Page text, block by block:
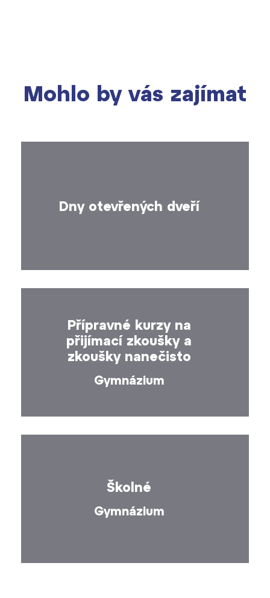
Mohlo by vás zajímat
Dny otevřených dveří
Přípravné kurzy na
přijímací zkoušky a
zkoušky nanečisto
Gymnázium
Školné
Gymnázium